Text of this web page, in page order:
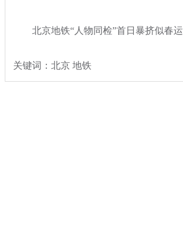
北京地铁“人物同检”首日暴挤似春运
关键词：北京 地铁